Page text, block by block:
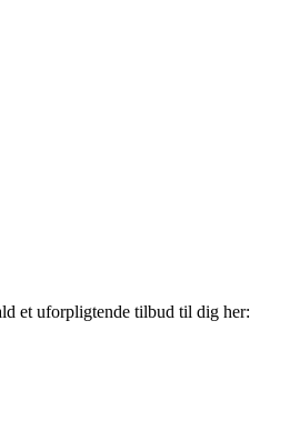
et uforpligtende tilbud til dig her: